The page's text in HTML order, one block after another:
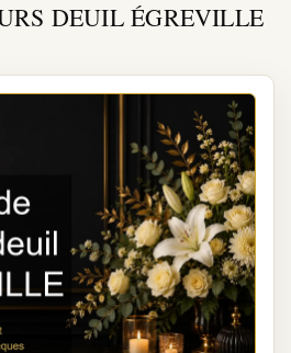
DEUIL ÉGREVILLE